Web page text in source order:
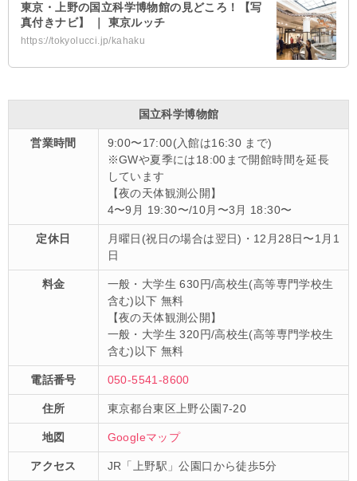
東京・上野の国立科学博物館の見どころ！【写
真付きナビ】 ｜ 東京ルッチ
https://tokyolucci.jp/kahaku
国立科学博物館
営業時間
9:00〜17:00(入館は16:30 まで)
※GWや夏季には18:00まで開館時間を延長
しています
【夜の天体観測公開】
4〜9月 19:30〜/10月〜3月 18:30〜
定休日
月曜日(祝日の場合は翌日)・12月28日〜1月1
日
料金
一般・大学生 630円/高校生(高等専門学校生
含む)以下 無料
【夜の天体観測公開】
一般・大学生 320円/高校生(高等専門学校生
含む)以下 無料
電話番号 050-5541-8600
住所 東京都台東区上野公園7-20
地図 Googleマップ
アクセス JR「上野駅」公園口から徒歩5分